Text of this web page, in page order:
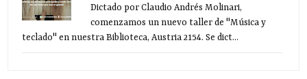
Dictado por Claudio Andrés Molinari,
comenzamos un nuevo taller de "Música y
teclado" en nuestra Biblioteca, Austria 2154. Se dict...